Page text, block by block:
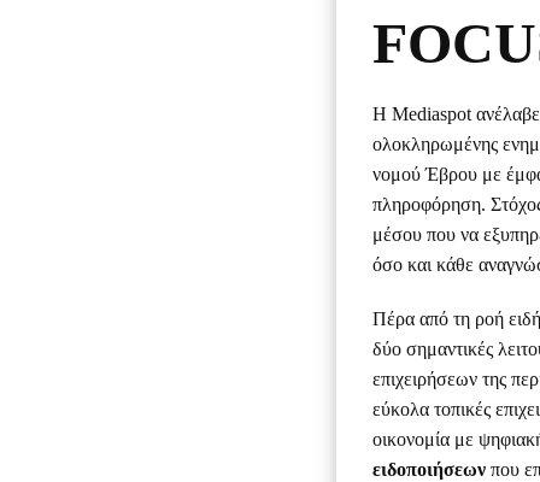
Η Mediaspot
ολοκληρωμένης
νομού Έβρου με
πληροφόρηση.
μέσου που να
όσο και κάθε
Πέρα από τη ροή
δύο σημαντικές
επιχειρήσεων της
εύκολα τοπικές
οικονομία με
ειδοποιήσεων που